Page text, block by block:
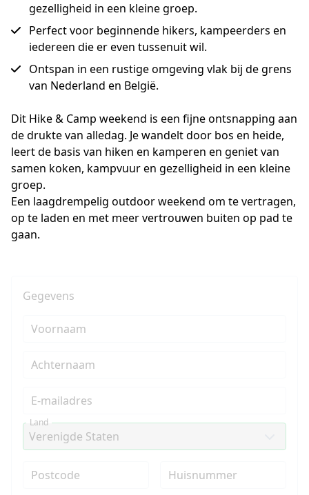
gezelligheid in een kleine groep.
Perfect voor beginnende hikers, kampeerders en
iedereen die er even tussenuit wil.
Ontspan in een rustige omgeving vlak bij de grens
van Nederland en België.
Dit Hike & Camp weekend is een fijne ontsnapping aan
de drukte van alledag. Je wandelt door bos en heide,
leert de basis van hiken en kamperen en geniet van
samen koken, kampvuur en gezelligheid in een kleine
groep.
Een laagdrempelig outdoor weekend om te vertragen,
op te laden en met meer vertrouwen buiten op pad te
gaan.
Gegevens
Voornaam
Achternaam
E-mailadres
Land
Postcode Huisnummer